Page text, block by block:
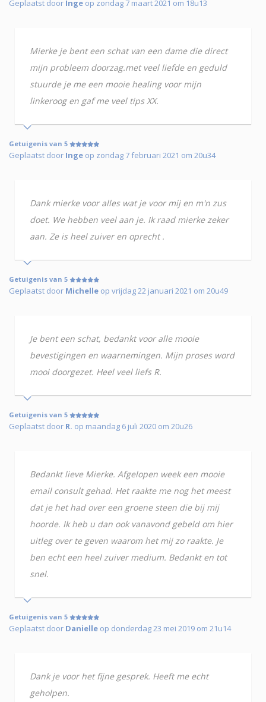
Geplaatst door Inge op zondag 7 maart 2021 om 18u13
Mierke je bent een schat van een dame die direct
mijn probleem doorzag.met veel liefde en geduld
stuurde je me een mooie healing voor mijn
linkeroog en gaf me veel tips XX.
Getuigenis van 5
Geplaatst door Inge op zondag 7 februari 2021 om 20u34
Dank mierke voor alles wat je voor mij en m'n zus
doet. We hebben veel aan je. Ik raad mierke zeker
aan. Ze is heel zuiver en oprecht .
Getuigenis van 5
Geplaatst door Michelle op vrijdag 22 januari 2021 om 20u49
Je bent een schat, bedankt voor alle mooie
bevestigingen en waarnemingen. Mijn proses word
mooi doorgezet. Heel veel liefs R.
Getuigenis van 5
Geplaatst door R. op maandag 6 juli 2020 om 20u26
Bedankt lieve Mierke. Afgelopen week een mooie
email consult gehad. Het raakte me nog het meest
dat je het had over een groene steen die bij mij
hoorde. Ik heb u dan ook vanavond gebeld om hier
uitleg over te geven waarom het mij zo raakte. Je
ben echt een heel zuiver medium. Bedankt en tot
snel.
Getuigenis van 5
Geplaatst door Danielle op donderdag 23 mei 2019 om 21u14
Dank je voor het fijne gesprek. Heeft me echt
geholpen.